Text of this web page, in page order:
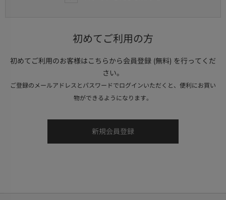
初めてご利用の方
初めてご利用のお客様はこちらから会員登録 (無料) を行ってくだ
さい。
ご登録のメールアドレスとパスワードでログインいただくと、便利にお買い
物ができるようになります。